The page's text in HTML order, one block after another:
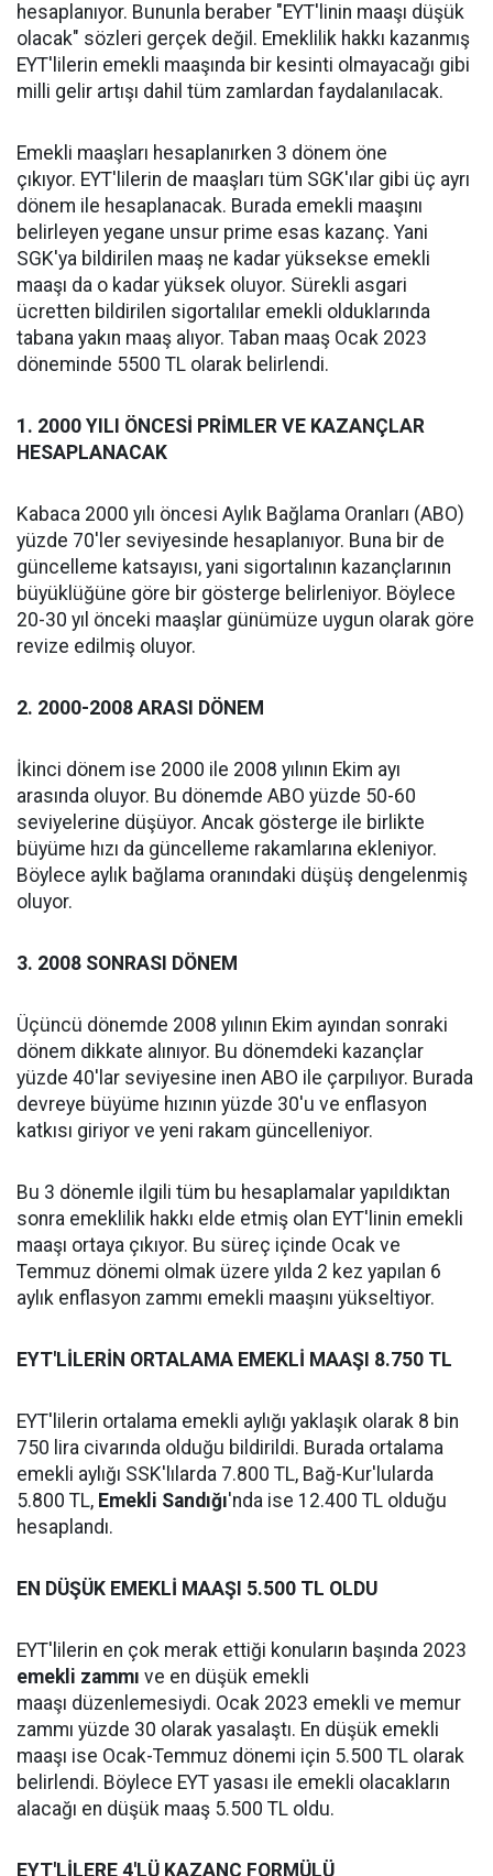
hesaplanıyor. Bununla beraber "EYT'linin maaşı düşük
olacak" sözleri gerçek değil. Emeklilik hakkı kazanmış
EYT'lilerin emekli maaşında bir kesinti olmayacağı gibi
milli gelir artışı dahil tüm zamlardan faydalanılacak.
Emekli maaşları hesaplanırken 3 dönem öne
çıkıyor. EYT'lilerin de maaşları tüm SGK'ılar gibi üç ayrı
dönem ile hesaplanacak. Burada emekli maaşını
belirleyen yegane unsur prime esas kazanç. Yani
SGK'ya bildirilen maaş ne kadar yüksekse emekli
maaşı da o kadar yüksek oluyor. Sürekli asgari
ücretten bildirilen sigortalılar emekli olduklarında
tabana yakın maaş alıyor. Taban maaş Ocak 2023
döneminde 5500 TL olarak belirlendi.
1. 2000 YILI ÖNCESİ PRİMLER VE KAZANÇLAR
HESAPLANACAK
Kabaca 2000 yılı öncesi Aylık Bağlama Oranları (ABO)
yüzde 70'ler seviyesinde hesaplanıyor. Buna bir de
güncelleme katsayısı, yani sigortalının kazançlarının
büyüklüğüne göre bir gösterge belirleniyor. Böylece
20-30 yıl önceki maaşlar günümüze uygun olarak göre
revize edilmiş oluyor.
2. 2000-2008 ARASI DÖNEM
İkinci dönem ise 2000 ile 2008 yılının Ekim ayı
arasında oluyor. Bu dönemde ABO yüzde 50-60
seviyelerine düşüyor. Ancak gösterge ile birlikte
büyüme hızı da güncelleme rakamlarına ekleniyor.
Böylece aylık bağlama oranındaki düşüş dengelenmiş
oluyor.
3. 2008 SONRASI DÖNEM
Üçüncü dönemde 2008 yılının Ekim ayından sonraki
dönem dikkate alınıyor. Bu dönemdeki kazançlar
yüzde 40'lar seviyesine inen ABO ile çarpılıyor. Burada
devreye büyüme hızının yüzde 30'u ve enflasyon
katkısı giriyor ve yeni rakam güncelleniyor.
Bu 3 dönemle ilgili tüm bu hesaplamalar yapıldıktan
sonra emeklilik hakkı elde etmiş olan EYT'linin emekli
maaşı ortaya çıkıyor. Bu süreç içinde Ocak ve
Temmuz dönemi olmak üzere yılda 2 kez yapılan 6
aylık enflasyon zammı emekli maaşını yükseltiyor.
EYT'LİLERİN ORTALAMA EMEKLİ MAAŞI 8.750 TL
EYT'lilerin ortalama emekli aylığı yaklaşık olarak 8 bin
750 lira civarında olduğu bildirildi. Burada ortalama
emekli aylığı SSK'lılarda 7.800 TL, Bağ-Kur'lularda
5.800 TL, Emekli Sandığı'nda ise 12.400 TL olduğu
hesaplandı.
EN DÜŞÜK EMEKLİ MAAŞI 5.500 TL OLDU
EYT'lilerin en çok merak ettiği konuların başında 2023
emekli zammı ve en düşük emekli
maaşı düzenlemesiydi. Ocak 2023 emekli ve memur
zammı yüzde 30 olarak yasalaştı. En düşük emekli
maaşı ise Ocak-Temmuz dönemi için 5.500 TL olarak
belirlendi. Böylece EYT yasası ile emekli olacakların
alacağı en düşük maaş 5.500 TL oldu.
EYT'LİLERE 4'LÜ KAZANÇ FORMÜLÜ